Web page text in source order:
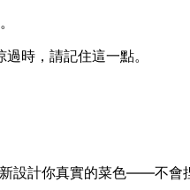
時，請記住這一點。
設計你真實的菜色——不